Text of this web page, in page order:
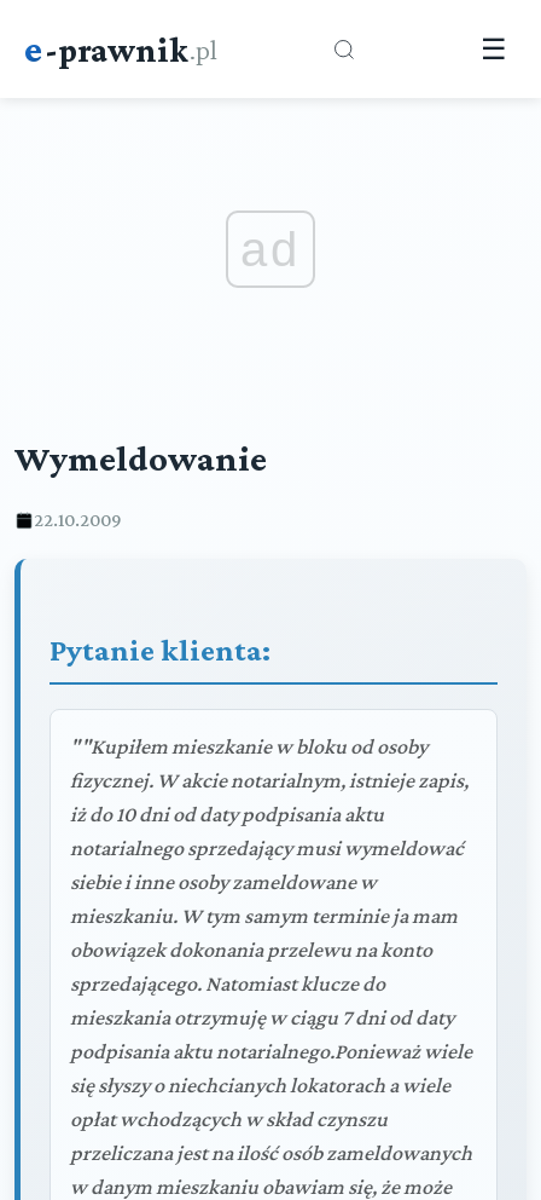
e-prawnik.pl ☰
ad
Wymeldowanie
22.10.2009
Pytanie klienta:
""Kupiłem mieszkanie w bloku od osoby
fizycznej. W akcie notarialnym, istnieje zapis,
iż do 10 dni od daty podpisania aktu
notarialnego sprzedający musi wymeldować
siebie i inne osoby zameldowane w
mieszkaniu. W tym samym terminie ja mam
obowiązek dokonania przelewu na konto
sprzedającego. Natomiast klucze do
mieszkania otrzymuję w ciągu 7 dni od daty
podpisania aktu notarialnego.Ponieważ wiele
się słyszy o niechcianych lokatorach a wiele
opłat wchodzących w skład czynszu
przeliczana jest na ilość osób zameldowanych
w danym mieszkaniu obawiam się, że może